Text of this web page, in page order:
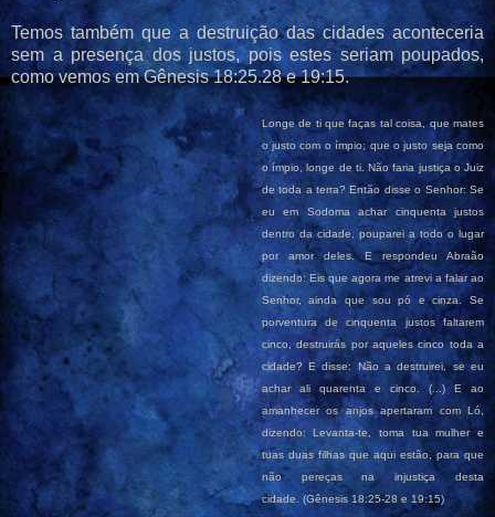
Temos também que a destruição das cidades aconteceria
sem a presença dos justos, pois estes seriam poupados,
como vemos em Gênesis 18:25.28 e 19:15.
Longe de ti que faças tal coisa, que mates
o justo com o ímpio; que o justo seja como
o ímpio, longe de ti. Não faria justiça o Juiz
de toda a terra? Então disse o Senhor: Se
eu em Sodoma achar cinquenta justos
dentro da cidade, pouparei a todo o lugar
por amor deles. E respondeu Abraão
dizendo: Eis que agora me atrevi a falar ao
Senhor, ainda que sou pó e cinza. Se
porventura de cinquenta justos faltarem
cinco, destruirás por aqueles cinco toda a
cidade? E disse: Não a destruirei, se eu
achar ali quarenta e cinco. (...) E ao
amanhecer os anjos apertaram com Ló,
dizendo: Levanta-te, toma tua mulher e
tuas duas filhas que aqui estão, para que
não pereças na injustiça desta
cidade. (Gênesis 18:25-28 e 19:15)